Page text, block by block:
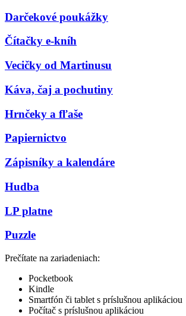
Darčekové poukážky
Čítačky e-kníh
Vecičky od Martinusu
Káva, čaj a pochutiny
Hrnčeky a fľaše
Papiernictvo
Zápisníky a kalendáre
Hudba
LP platne
Puzzle
Prečítate na zariadeniach:
Pocketbook
Kindle
Smartfón či tablet s príslušnou aplikáciou
Počítač s príslušnou aplikáciou